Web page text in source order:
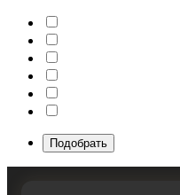
Подобрать